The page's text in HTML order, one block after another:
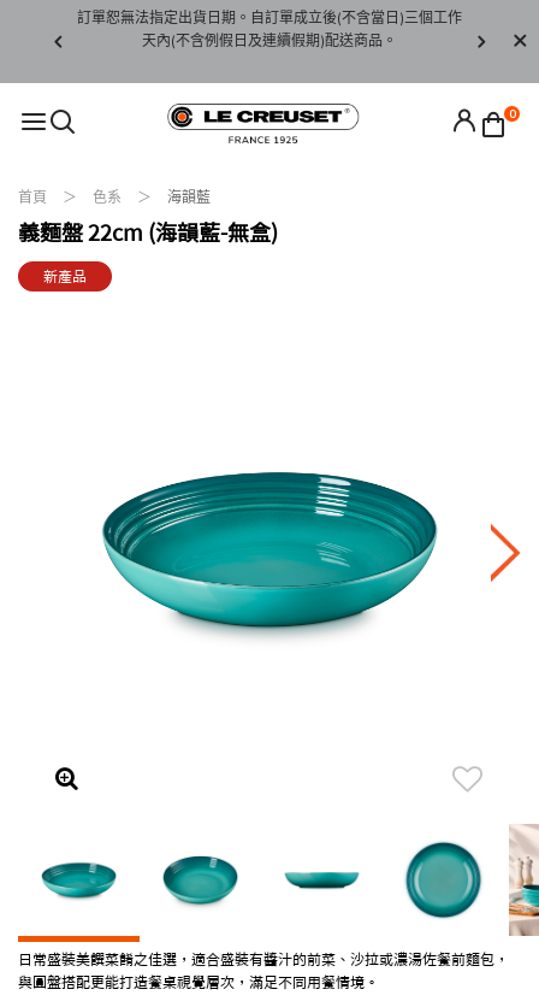
下水)，若
訂單恕無法指定出貨日期。自訂單成立後(不含當日)三個工作
天內(不含例假日及連續假期)配送商品。
請至
0
首頁 色系 海韻藍
義麵盤 22cm (海韻藍-無盒)
新產品
日常盛裝美饌菜餚之佳選，適合盛裝有醬汁的前菜、沙拉或濃湯佐餐前麵包，
與圓盤搭配更能打造餐桌視覺層次，滿足不同用餐情境。